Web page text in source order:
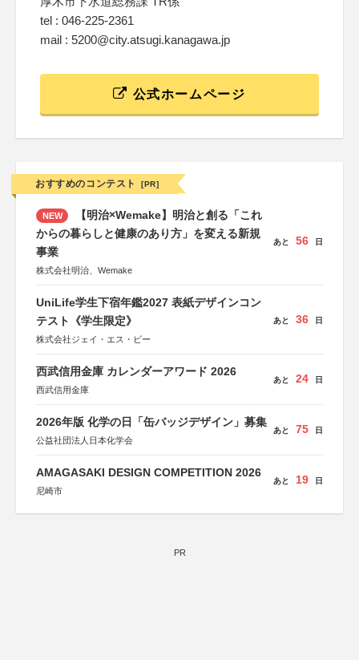
tel : 046-225-2361
mail : 5200@city.atsugi.kanagawa.jp
公式ホームページ
おすすめのコンテスト [PR]
NEW
【明治×Wemake】明治と創る「これ
からの暮らしと健康のあり方」を変える新規
事業
株式会社明治、Wemake
あと 56 日
UniLife学生下宿年鑑2027 表紙デザインコン
テスト《学生限定》
株式会社ジェイ・エス・ビー
あと 36 日
西武信用金庫 カレンダーアワード 2026
西武信用金庫
あと 24 日
2026年版 化学の日「缶バッジデザイン」募集
公益社団法人日本化学会
あと 75 日
AMAGASAKI DESIGN COMPETITION 2026
尼崎市
あと 19 日
PR